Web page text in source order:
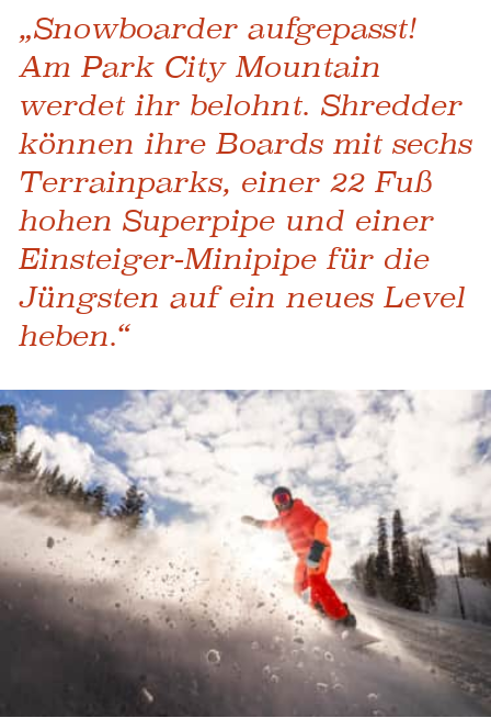
„Snowboarder aufgepasst!
Am Park City Mountain
werdet ihr belohnt. Shredder
können ihre Boards mit sechs
Terrainparks, einer 22 Fuß
hohen Superpipe und einer
Einsteiger-Minipipe für die
Jüngsten auf ein neues Level
heben.“